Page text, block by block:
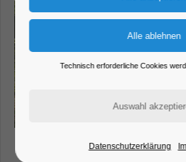
Technisch erforderliche Cookies
Datenschutzerklärung